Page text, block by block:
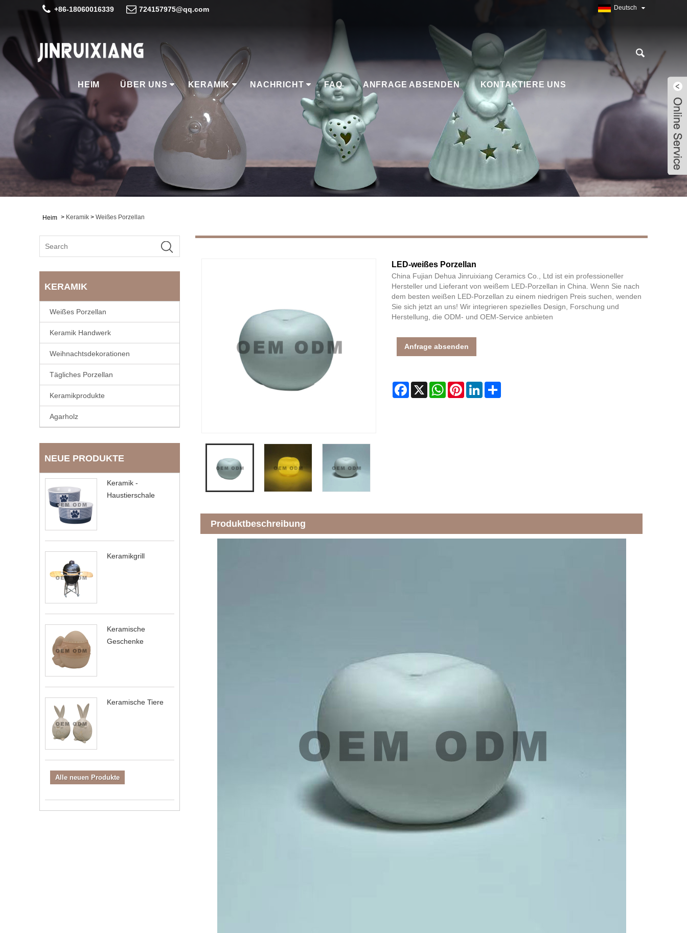
+86-18060016339 724157975@qq.com Deutsch
HEIM ÜBER UNS KERAMIK NACHRICHT FAQ ANFRAGE ABSENDEN KONTAKTIERE UNS
Heim > Keramik > Weißes Porzellan
KERAMIK
Weißes Porzellan
Keramik Handwerk
Weihnachtsdekorationen
Tägliches Porzellan
Keramikprodukte
Agarholz
NEUE PRODUKTE
Keramik -
Haustierschale
Keramikgrill
Keramische
Geschenke
Keramische Tiere
Alle neuen Produkte
LED-weißes Porzellan
China Fujian Dehua Jinruixiang Ceramics Co., Ltd ist ein professioneller
Hersteller und Lieferant von weißem LED-Porzellan in China. Wenn Sie nach
dem besten weißen LED-Porzellan zu einem niedrigen Preis suchen, wenden
Sie sich jetzt an uns! Wir integrieren spezielles Design, Forschung und
Herstellung, die ODM- und OEM-Service anbieten
Anfrage absenden
Facebook
X WhatsAppPinterestLinkedInShare
Produktbeschreibung